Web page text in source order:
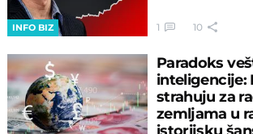
INFO BIZ 1 10
Paradoks
inteligencije:
strahuju za
zemljama u
istorijsku